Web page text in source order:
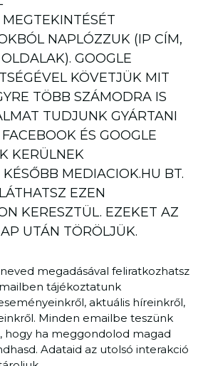
NAPLÓZZUK (IP CÍM,
GOOGLE
KÖVETJÜK MIT
TÖBB SZÁMODRA IS
TUDJUNK GYÁRTANI
ÉS GOOGLE
KERÜLNEK
MEDIACIOK.HU BT.
EZEN
KERESZTÜL. EZEKET AZ
UTÁN TÖRÖLJÜK.
megadásával feliratkozhatsz
tájékoztatunk
aktuális híreinkről,
Minden emailbe teszünk
hogy ha meggondolod magad
Adataid az utolsó interakció